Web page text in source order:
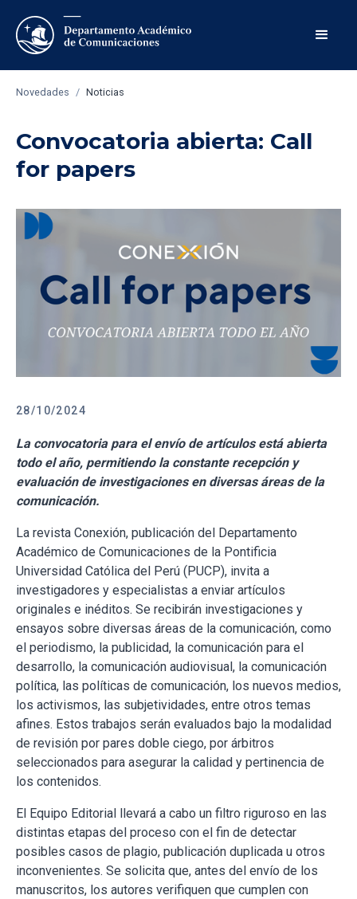
Novedades / Noticias
Convocatoria abierta: Call
for papers
28/10/2024
La convocatoria para el envío de artículos está abierta
todo el año, permitiendo la constante recepción y
evaluación de investigaciones en diversas áreas de la
comunicación.
La revista Conexión, publicación del Departamento
Académico de Comunicaciones de la Pontificia
Universidad Católica del Perú (PUCP), invita a
investigadores y especialistas a enviar artículos
originales e inéditos. Se recibirán investigaciones y
ensayos sobre diversas áreas de la comunicación, como
el periodismo, la publicidad, la comunicación para el
desarrollo, la comunicación audiovisual, la comunicación
política, las políticas de comunicación, los nuevos medios,
los activismos, las subjetividades, entre otros temas
afines. Estos trabajos serán evaluados bajo la modalidad
de revisión por pares doble ciego, por árbitros
seleccionados para asegurar la calidad y pertinencia de
los contenidos.
El Equipo Editorial llevará a cabo un filtro riguroso en las
distintas etapas del proceso con el fin de detectar
posibles casos de plagio, publicación duplicada u otros
inconvenientes. Se solicita que, antes del envío de los
manuscritos, los autores verifiquen que cumplen con